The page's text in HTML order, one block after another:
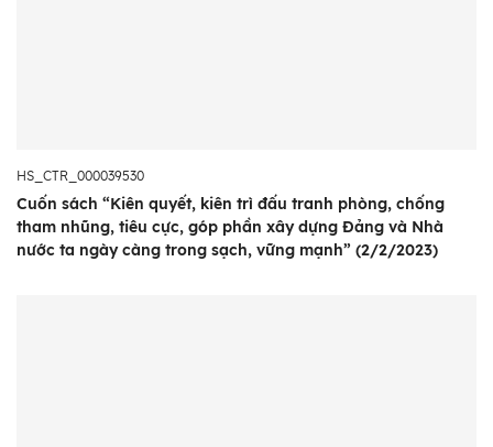
HS_CTR_000039530
Cuốn sách “Kiên quyết, kiên trì đấu tranh phòng, chống
tham nhũng, tiêu cực, góp phần xây dựng Đảng và Nhà
nước ta ngày càng trong sạch, vững mạnh” (2/2/2023)